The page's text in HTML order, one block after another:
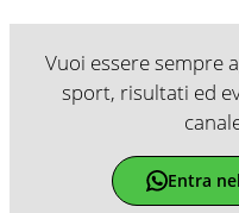
Vuoi essere sempre
sport, risultati ed
Entra